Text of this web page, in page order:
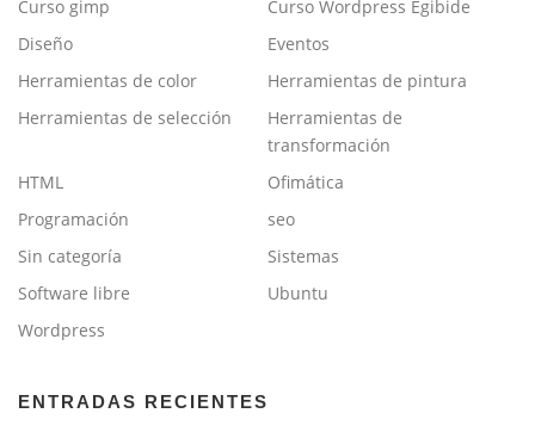
Curso gimp
Curso Wordpress Egibide
Diseño
Eventos
Herramientas de color
Herramientas de pintura
Herramientas de selección
Herramientas de
transformación
HTML
Ofimática
Programación
seo
Sin categoría
Sistemas
Software libre
Ubuntu
Wordpress
ENTRADAS RECIENTES